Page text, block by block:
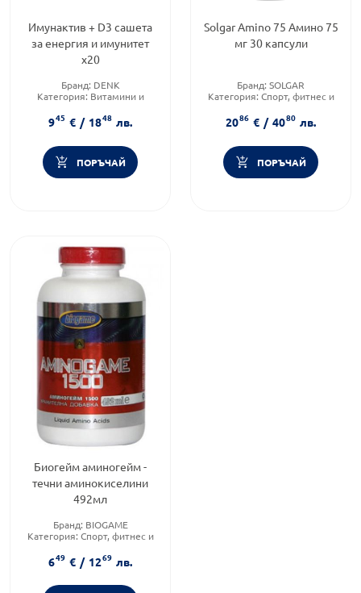
Имунактив + D3 сашета
за енергия и имунитет
х20
Бранд: DENK
Категория: Витамини и
Форма на продукта:саше
945 € / 1848 лв.
ПОРЪЧАЙ
Solgar Amino 75 Амино 75
мг 30 капсули
Бранд: SOLGAR
Категория: Спорт, фитнес и
Форма на продукта: капсула
2086 € / 4080 лв.
ПОРЪЧАЙ
Биогейм аминогейм -
течни аминокиселини
492мл
Бранд: BIOGAME
Категория: Спорт, фитнес и
Форма на продукта:ампули
649 € / 1269 лв.